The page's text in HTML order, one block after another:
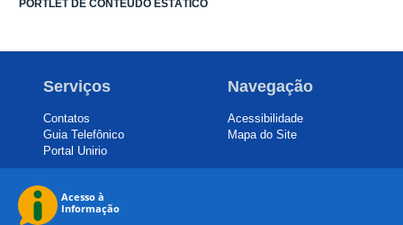
PORTLET DE CONTEUDO ESTÁTICO
Serviços
Contatos
Guia Telefônico
Portal Unirio
Navegação
Acessibilidade
Mapa do Site